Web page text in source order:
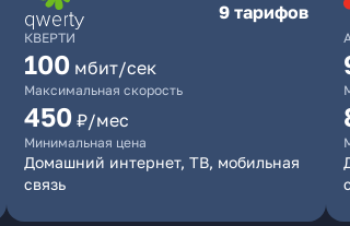
КВЕРТИ
9 тарифов
100 мбит/сек
Максимальная скорость
450 ₽/мес
Минимальная цена
Домашний интернет, ТВ, мобильная
связь